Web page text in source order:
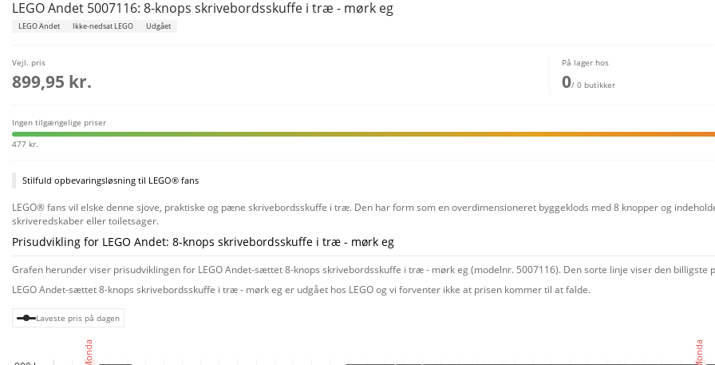
LEGO Andet 5007116: 8-knops skrivebordsskuffe i træ - mørk eg
LEGO Andet Ikke-nedsat LEGO Udgået
Vejl. pris
899,95 kr.
På lager hos
0/ 0 butikker
Ingen tilgængelige priser
477 kr.
Stilfuld opbevaringsløsning til LEGO® fans
LEGO® fans vil elske denne sjove, praktiske og pæne skrivebordsskuffe i træ. Den har form som en overdimensioneret byggeklods med 8 knopper og
skriveredskaber eller toiletsager.
Prisudvikling for LEGO Andet: 8-knops skrivebordsskuffe i træ - mørk eg
Grafen herunder viser prisudviklingen for LEGO Andet-sættet 8-knops skrivebordsskuffe i træ - mørk eg (modelnr. 5007116). Den sorte linje viser den
LEGO Andet-sættet 8-knops skrivebordsskuffe i træ - mørk eg er udgået hos LEGO og vi forventer ikke at prisen kommer til at falde.
Laveste pris på dagen